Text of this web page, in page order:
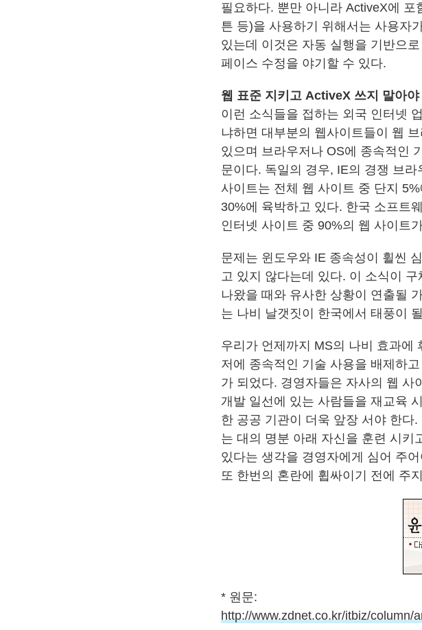
필요하다. 뿐만 아니라 ActiveX에
튼 등)을 사용하기 위해서는 사용자
있는데 이것은 자동 실행을 기반으
페이스 수정을 야기할 수 있다.
웹 표준 지키고 ActiveX 쓰지 말아야
이런 소식들을 접하는 외국 인터넷
냐하면 대부분의 웹사이트들이 웹
있으며 브라우저나 OS에 종속적인
문이다. 독일의 경우, IE의 경쟁 브
사이트는 전체 웹 사이트 중 단지
30%에 육박하고 있다. 한국 소프트
인터넷 사이트 중 90%의 웹 사이트
문제는 윈도우와 IE 종속성이 휠씬
고 있지 않다는데 있다. 이 소식이
나왔을 때와 유사한 상황이 연출될
는 나비 날갯짓이 한국에서 태풍이
우리가 언제까지 MS의 나비 효과에
저에 종속적인 기술 사용을 배제하
가 되었다. 경영자들은 자사의 웹 사
개발 일선에 있는 사람들을 재교육
한 공공 기관이 더욱 앞장 서야 한다
는 대의 명분 아래 자신을 훈련 시키
있다는 생각을 경영자에게 심어 주
또 한번의 혼란에 휩싸이기 전에 주
* 원문:
http://www.zdnet.co.kr/itbiz/column/